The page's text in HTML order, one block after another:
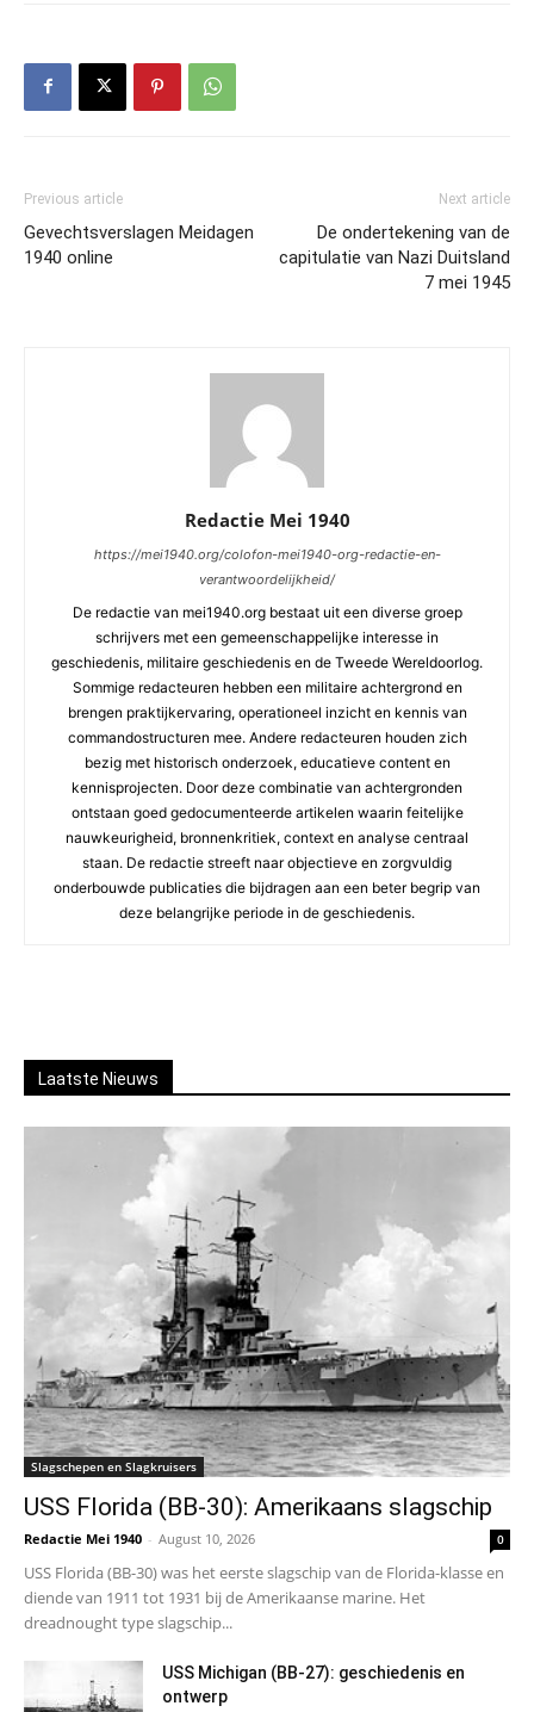
Previous article
Gevechtsverslagen Meidagen
1940 online
Next article
De ondertekening van de
capitulatie van Nazi Duitsland
7 mei 1945
Redactie Mei 1940
https://mei1940.org/colofon-mei1940-org-redactie-en-
verantwoordelijkheid/
De redactie van mei1940.org bestaat uit een diverse groep
schrijvers met een gemeenschappelijke interesse in
geschiedenis, militaire geschiedenis en de Tweede Wereldoorlog.
Sommige redacteuren hebben een militaire achtergrond en
brengen praktijkervaring, operationeel inzicht en kennis van
commandostructuren mee. Andere redacteuren houden zich
bezig met historisch onderzoek, educatieve content en
kennisprojecten. Door deze combinatie van achtergronden
ontstaan goed gedocumenteerde artikelen waarin feitelijke
nauwkeurigheid, bronnenkritiek, context en analyse centraal
staan. De redactie streeft naar objectieve en zorgvuldig
onderbouwde publicaties die bijdragen aan een beter begrip van
deze belangrijke periode in de geschiedenis.
Laatste Nieuws
Slagschepen en Slagkruisers
USS Florida (BB-30): Amerikaans slagschip
Redactie Mei 1940 - August 10, 2026 0
USS Florida (BB-30) was het eerste slagschip van de Florida-klasse en
diende van 1911 tot 1931 bij de Amerikaanse marine. Het
dreadnought type slagschip...
USS Michigan (BB-27): geschiedenis en
ontwerp